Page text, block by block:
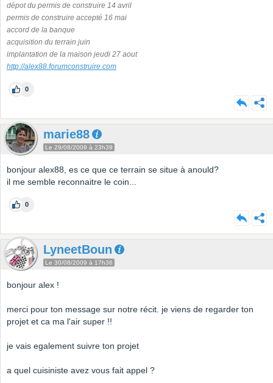
dépot du permis de construire 14 avril
permis de construire accepté 16 mai
accord de la banque
acquisition du terrain juin
implantation de la maison jeudi 27 aout
http://alex88.forumconstruire.com
0
marie88
Le 29/08/2009 à 23h39
bonjour alex88, es ce que ce terrain se situe à anould?
il me semble reconnaitre le coin...
0
LyneetBoun
Le 30/08/2009 à 17h36
bonjour alex !
merci pour ton message sur notre récit. je viens de regarder ton
projet et ca ma l'air super !!
je vais egalement suivre ton projet
a quel cuisiniste avez vous fait appel ?